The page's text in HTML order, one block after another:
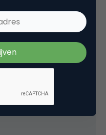
met ons deelt. Ik